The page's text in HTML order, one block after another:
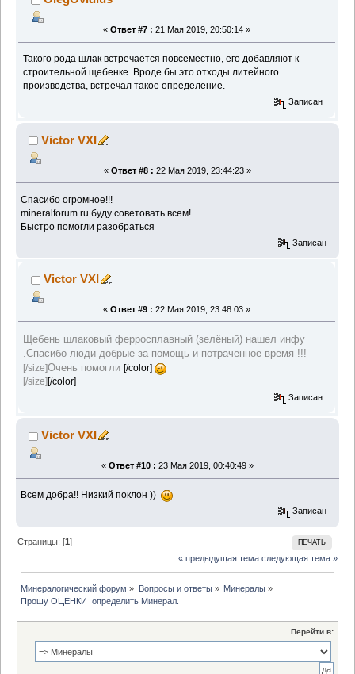
« Ответ #7 : 21 Мая 2019, 20:50:14 »
Такого рода шлак встречается повсеместно, его добавляют к
строительной щебенке. Вроде бы это отходы литейного
производства, встречал такое определение.
Записан
Victor VXI
« Ответ #8 : 22 Мая 2019, 23:44:23 »
Спасибо огромное!!!
mineralforum.ru буду советовать всем!
Быстро помогли разобраться
Записан
Victor VXI
« Ответ #9 : 22 Мая 2019, 23:48:03 »
Щебень шлаковый ферросплавный (зелёный) нашел инфу
.Спасибо люди добрые за помощь и потраченное время !!!
[/size]Очень помогли[/color]
[/size][/color]
Записан
Victor VXI
« Ответ #10 : 23 Мая 2019, 00:40:49 »
Всем добра!! Низкий поклон ))
Записан
ПЕЧАТЬ
Страницы: [1]
« предыдущая тема следующая тема »
Минералогический форум » Вопросы и ответы» Минералы»
Прошу ОЦЕНКИ  определить Минерал.
Перейти в: